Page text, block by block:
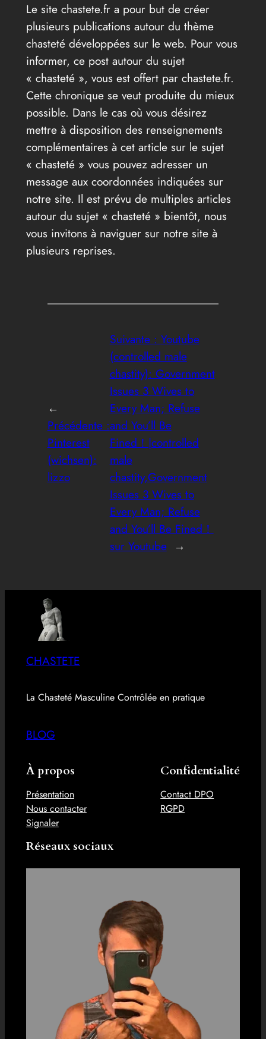
Le site chastete.fr a pour but de créer
plusieurs publications autour du thème
chasteté développées sur le web. Pour vous
informer, ce post autour du sujet
« chasteté », vous est offert par chastete.fr.
Cette chronique se veut produite du mieux
possible. Dans le cas où vous désirez
mettre à disposition des renseignements
complémentaires à cet article sur le sujet
« chasteté » vous pouvez adresser un
message aux coordonnées indiquées sur
notre site. Il est prévu de multiples articles
autour du sujet « chasteté » bientôt, nous
vous invitons à naviguer sur notre site à
plusieurs reprises.
←
Précédente :
Pinterest
(wichsen):
lizzo
Suivante : Youtube
(controlled male
chastity): Government
Issues 3 Wives to
Every Man; Refuse
and You’ll Be
Fined！|controlled
male
chastity,Government
Issues 3 Wives to
Every Man; Refuse
and You’ll Be Fined！
sur Youtube →
CHASTETE
La Chasteté Masculine Contrôlée en pratique
BLOG
À propos
Présentation
Nous contacter
Signaler
Confidentialité
Contact DPO
RGPD
Réseaux sociaux